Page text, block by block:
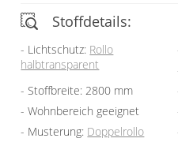
Stoffdetails:
Lichtschutz: Rollo
halbtransparent
Stoffbreite: 2800 mm
Wohnbereich geeignet
Musterung: Doppelrollo